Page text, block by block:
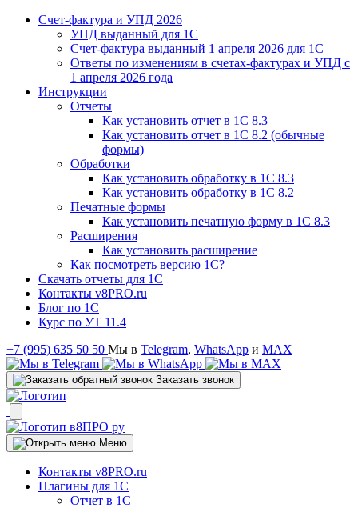
Счет-фактура и УПД 2026
УПД выданный для 1C
Счет-фактура выданный 1 апреля 2026 для 1C
Ответы по изменениям в счетах-фактурах и УПД с
1 апреля 2026 года
Инструкции
Отчеты
Как установить отчет в 1С 8.3
Как установить отчет в 1С 8.2 (обычные
формы)
Обработки
Как установить обработку в 1С 8.3
Как установить обработку в 1С 8.2
Печатные формы
Как установить печатную форму в 1С 8.3
Расширения
Как установить расширение
Как посмотреть версию 1С?
Скачать отчеты для 1С
Контакты v8PRO.ru
Блог по 1С
Курс по УТ 11.4
+7 (995) 635 50 50 Мы в Telegram, WhatsApp и MAX
Заказать звонок
Меню
Контакты v8PRO.ru
Плагины для 1С
Отчет в 1С